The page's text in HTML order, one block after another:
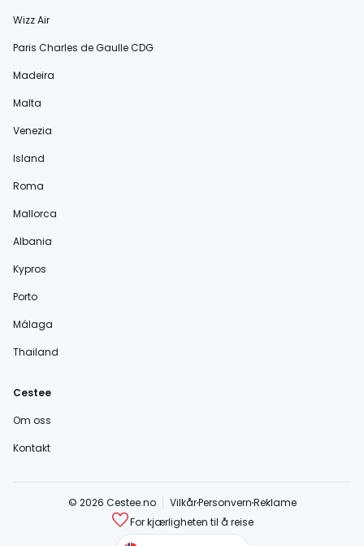
Wizz Air
Paris Charles de Gaulle CDG
Madeira
Malta
Venezia
Island
Roma
Mallorca
Albania
Kypros
Porto
Málaga
Thailand
Cestee
Om oss
Kontakt
© 2026 Cestee.no VilkårPersonvernReklame
For kjærligheten til å reise
cestee.com